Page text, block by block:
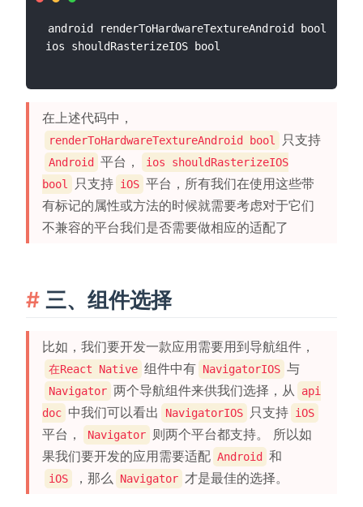
android renderToHardwareTextureAndroid bool
在上述代码中，
renderToHardwareTextureAndroid bool 只支持
Android 平台，
ios shouldRasterizeIOS
bool
只支持 iOS 平台，所有我们在使用这些带
有标记的属性或方法的时候就需要考虑对于它们
不兼容的平台我们是否需要做相应的适配了
三、组件选择
比如，我们要开发一款应用需要用到导航组件，
在React Native 组件中有 NavigatorIOS 与
Navigator 两个导航组件来供我们选择，从
api
doc 中我们可以看出 NavigatorIOS 只支持 iOS
平台， Navigator
则两个平台都支持。 所以如
果我们要开发的应用需要适配 Android 和
iOS ，那么 Navigator 才是最佳的选择。